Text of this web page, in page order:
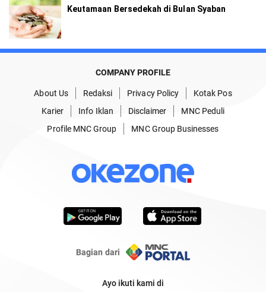
Keutamaan Bersedekah di Bulan Syaban
COMPANY PROFILE
About Us Redaksi Privacy Policy
Kotak Pos
Karier
Info Iklan Disclaimer
MNC Peduli
Profile MNC Group
MNC Group Businesses
Bagian dari
Ayo ikuti kami di